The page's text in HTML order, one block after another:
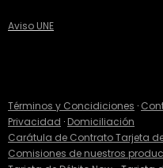
Aviso UNE
Términos y Concidiciones ·
Privacidad · Domiciliación
Carátula de Contrato Tarjeta
Comisiones de nuestros